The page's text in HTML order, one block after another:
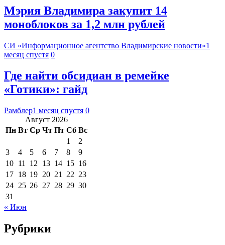
Мэрия Владимира закупит 14
моноблоков за 1,2 млн рублей
СИ «Информационное агентство Владимирские новости»1
месяц спустя 0
Где найти обсидиан в ремейке
«Готики»: гайд
Рамблер1 месяц спустя 0
Август 2026
Пн Вт Ср Чт Пт Сб Вс
1
2
3
4 5 6 7 8
9
10 11 12 13 14 15 16
17 18 19 20 21 22 23
24 25 26 27 28 29 30
31
« Июн
Рубрики